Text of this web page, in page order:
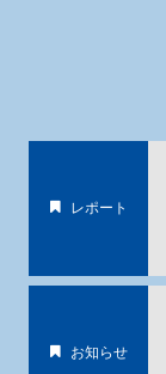
レポート
お知らせ